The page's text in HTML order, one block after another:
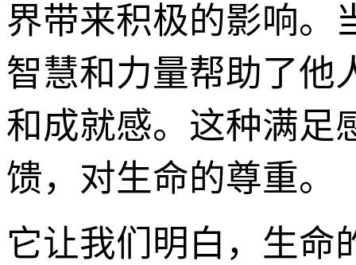
界带来积极的影响。
智慧和力量帮助了他
和成就感。这种满足
馈，对生命的尊重。
它让我们明白，生命